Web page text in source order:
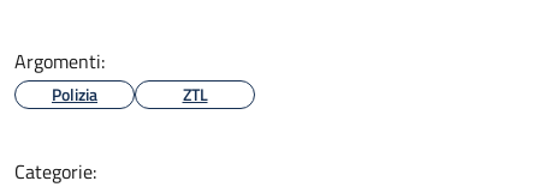
Argomenti:
Polizia ZTL
Categorie: